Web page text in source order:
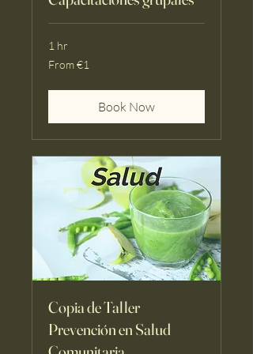
1 hr
From
1
From €1
Book Now
Copia de Taller
Prevención en Salud